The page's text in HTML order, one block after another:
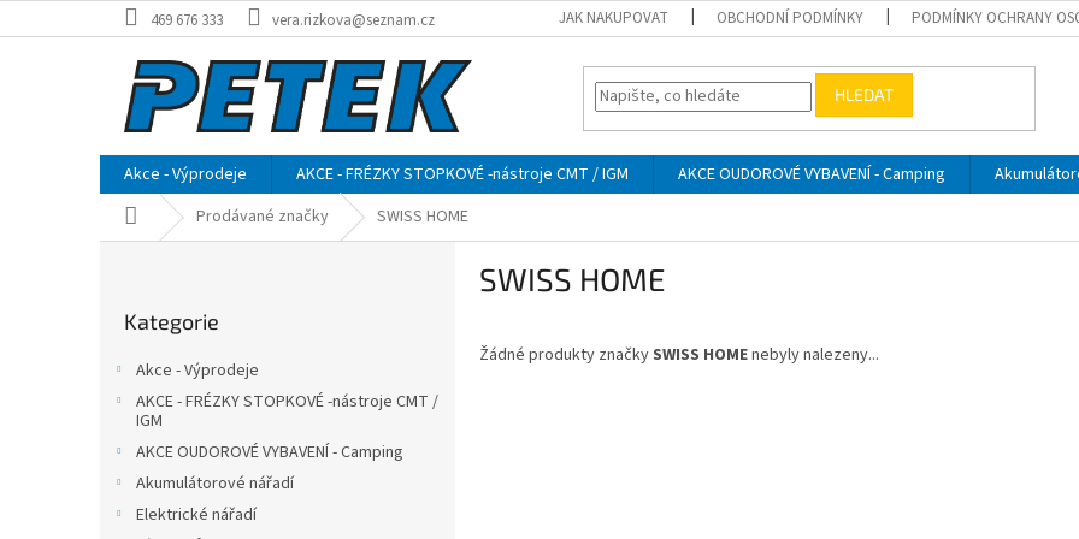
na
469 676 333 vera.rizkova@seznam.cz JAK NAKUPOVAT OBCHODNÍ PODMÍNKY PODMÍNKY OCHRANY
HLEDAT
Akce - Výprodeje AKCE - FRÉZKY STOPKOVÉ -nástroje CMT / IGM AKCE OUDOROVÉ VYBAVENÍ - Camping
Domů Prodávané značky SWISS HOME
kategorie
Kategorie
Akce - Výprodeje
AKCE - FRÉZKY STOPKOVÉ -nástroje CMT /
IGM
AKCE OUDOROVÉ VYBAVENÍ - Camping
Akumulátorové nářadí
Elektrické nářadí
SWISS HOME
Žádné produkty značkySWISS HOMEnebyly nalezeny...